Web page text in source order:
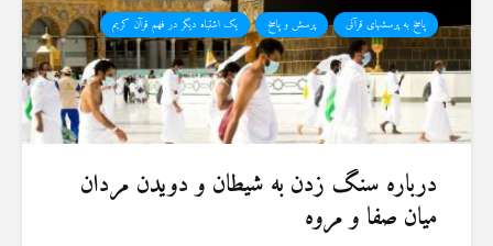
پاسخ به پرسشهای قرآنی پرسش و پاسخ یک اشتباه دیگر در فهم قرآن کریم
درباره سنگ زدن به شیطان و دویدن مردان
میان صفا و مروه